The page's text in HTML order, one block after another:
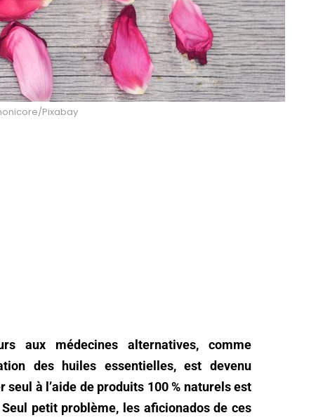
Pixabay
aux médecines alternatives, comme
des huiles essentielles, est devenu
à l’aide de produits 100 % naturels est
petit problème, les aficionados de ces